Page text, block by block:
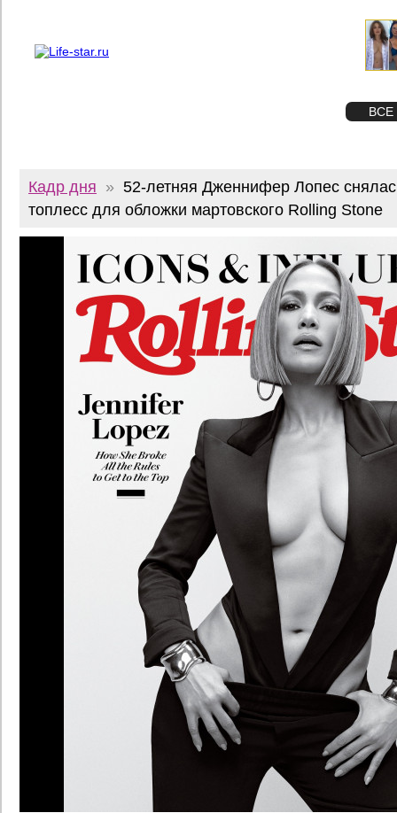
ВСЕ
Кадр дня » 52-летняя Дженнифер Лопес
топлесс для обложки мартовского Rolling Stone